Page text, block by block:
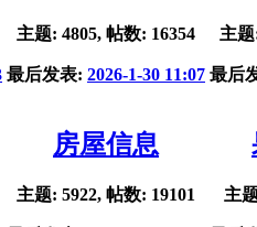
主题: 4805, 帖数: 16354
最后发表: 2026-1-30 11:07
主
最后
房屋信息
主题: 5922, 帖数: 19101 主